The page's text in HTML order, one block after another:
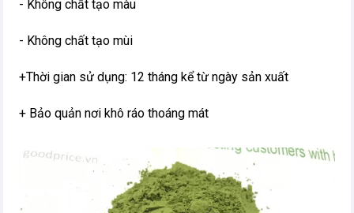
- Không chất tạo màu
- Không chất tạo mùi
+Thời gian sử dụng: 12 tháng kể từ ngày sản xuất
+ Bảo quản nơi khô ráo thoáng mát